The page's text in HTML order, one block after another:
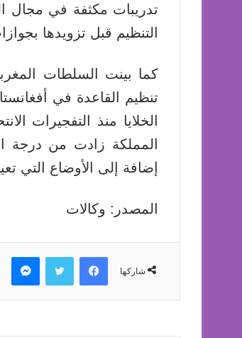
تدريبات مكثفة في مجال
التنظيم قبل تزويدها
كما بينت السلطات
تنظيم القاعدة في
المملكة زادت من درجة
إضافة إلى الأوضاع التي
المصدر: وكالات
شاركها
فيسبوك تويتر